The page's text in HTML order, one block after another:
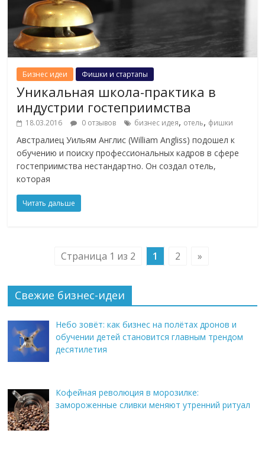
Бизнес идеи Фишки и стартапы
Уникальная школа-практика в
индустрии гостеприимства
18.03.2016 0 отзывов бизнес идея, отель, фишки
Австралиец Уильям Англис (William Angliss) подошел к
обучению и поиску профессиональных кадров в сфере
гостеприимства нестандартно. Он создал отель,
которая
Читать дальше
Страница 1 из 2 1 2 »
Свежие бизнес-идеи
Небо зовёт: как бизнес на полётах дронов и
обучении детей становится главным трендом
десятилетия
Кофейная революция в морозилке:
замороженные сливки меняют утренний ритуал